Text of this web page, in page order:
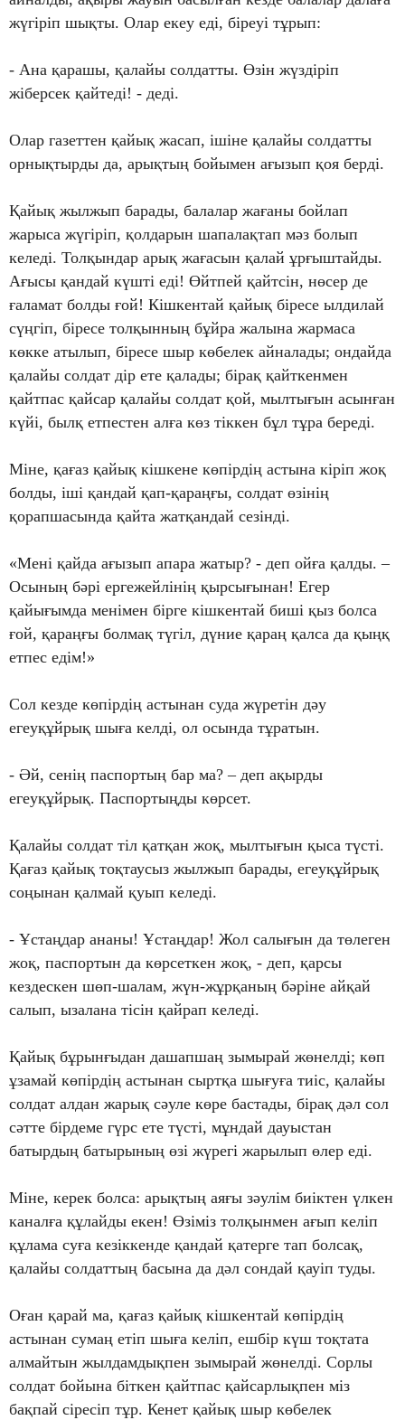
жүгіріп шықты. Олар екеу еді, біреуі тұрып:
- Ана қарашы, қалайы солдатты. Өзін жүздіріп
жіберсек қайтеді! - деді.
Олар газеттен қайық жасап, ішіне қалайы солдатты
орнықтырды да, арықтың бойымен ағызып қоя берді.
Қайық жылжып барады, балалар жағаны бойлап
жарыса жүгіріп, қолдарын шапалақтап мәз болып
келеді. Толқындар арық жағасын қалай ұрғыштайды.
Ағысы қандай күшті еді! Өйтпей қайтсін, нөсер де
ғаламат болды ғой! Кішкентай қайық біресе ылдилай
сүңгіп, біресе толқынның бұйра жалына жармаса
көкке атылып, біресе шыр көбелек айналады; ондайда
қалайы солдат дір ете қалады; бірақ қайткенмен
қайтпас қайсар қалайы солдат қой, мылтығын асынған
күйі, былқ етпестен алға көз тіккен бұл тұра береді.
Міне, қағаз қайық кішкене көпірдің астына кіріп жоқ
болды, іші қандай қап-қараңғы, солдат өзінің
қорапшасында қайта жатқандай сезінді.
«Мені қайда ағызып апара жатыр? - деп ойға қалды. –
Осының бәрі ергежейлінің қырсығынан! Егер
қайығымда менімен бірге кішкентай биші қыз болса
ғой, қараңғы болмақ түгіл, дүние қараң қалса да қыңқ
етпес едім!»
Сол кезде көпірдің астынан суда жүретін дәу
егеуқұйрық шыға келді, ол осында тұратын.
- Әй, сенің паспортың бар ма? – деп ақырды
егеуқұйрық. Паспортыңды көрсет.
Қалайы солдат тіл қатқан жоқ, мылтығын қыса түсті.
Қағаз қайық тоқтаусыз жылжып барады, егеуқұйрық
соңынан қалмай қуып келеді.
- Ұстаңдар ананы! Ұстаңдар! Жол салығын да төлеген
жоқ, паспортын да көрсеткен жоқ, - деп, қарсы
кездескен шөп-шалам, жүн-жұрқаның бәріне айқай
салып, ызалана тісін қайрап келеді.
Қайық бұрынғыдан дашапшаң зымырай жөнелді; көп
ұзамай көпірдің астынан сыртқа шығуға тиіс, қалайы
солдат алдан жарық сәуле көре бастады, бірақ дәл сол
сәтте бірдеме гүрс ете түсті, мұндай дауыстан
батырдың батырының өзі жүрегі жарылып өлер еді.
Міне, керек болса: арықтың аяғы зәулім биіктен үлкен
каналға құлайды екен! Өзіміз толқынмен ағып келіп
құлама суға кезіккенде қандай қатерге тап болсақ,
қалайы солдаттың басына да дәл сондай қауіп туды.
Оған қарай ма, қағаз қайық кішкентай көпірдің
астынан сумаң етіп шыға келіп, ешбір күш тоқтата
алмайтын жылдамдықпен зымырай жөнелді. Сорлы
солдат бойына біткен қайтпас қайсарлықпен міз
бақпай сіресіп тұр. Кенет қайық шыр көбелек